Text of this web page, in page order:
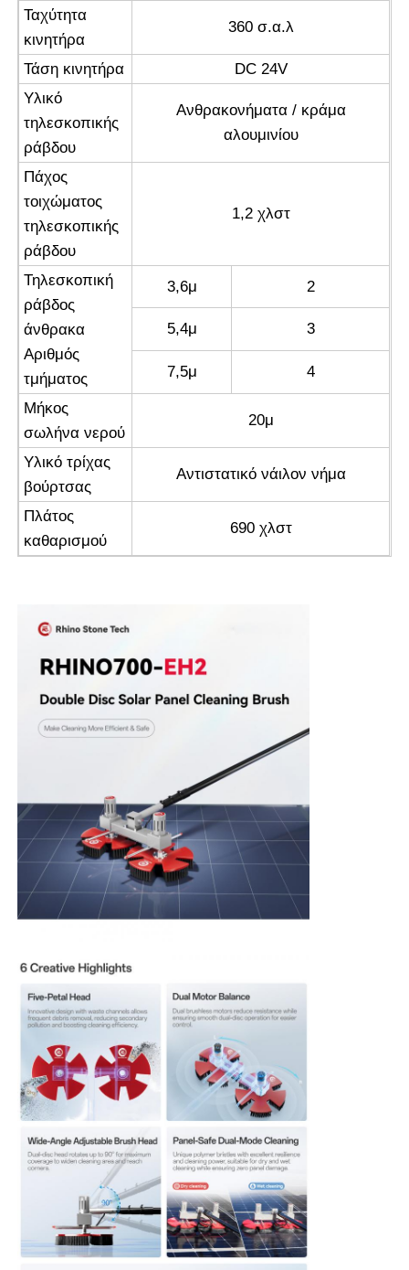
Ταχύτητα
κινητήρα
360 σ.α.λ
Τάση κινητήρα
DC 24V
Υλικό
τηλεσκοπικής
ράβδου
Ανθρακονήματα / κράμα
αλουμινίου
Πάχος
τοιχώματος
τηλεσκοπικής
ράβδου
1,2 χλστ
Τηλεσκοπική
ράβδος
άνθρακα
Αριθμός
τμήματος
3,6μ 2
5,4μ 3
7,5μ 4
Μήκος
σωλήνα νερού
20μ
Υλικό τρίχας
βούρτσας
Αντιστατικό νάιλον νήμα
Πλάτος
καθαρισμού
690 χλστ